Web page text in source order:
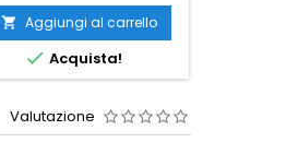
 Aggiungi al carrello
 Acquista!
Valutazione